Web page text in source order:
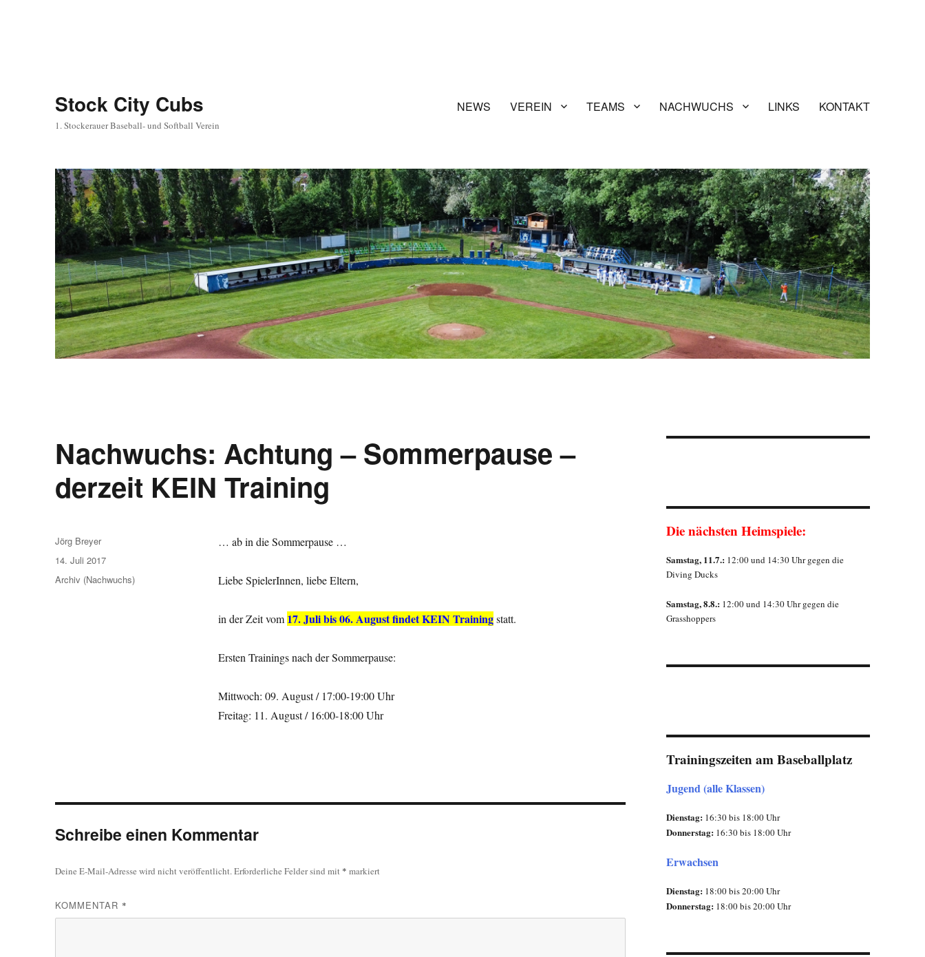
Stock City Cubs
1. Stockerauer Baseball- und Softball Verein
NEWS VEREIN TEAMS NACHWUCHS LINKS KONTAKT
Nachwuchs: Achtung – Sommerpause –
derzeit KEIN Training
… ab in die Sommerpause …
Liebe SpielerInnen, liebe Eltern,
in der Zeit vom 17. Juli bis 06. August findet KEIN Trainingstatt.
Ersten Trainings nach der Sommerpause:
Mittwoch: 09. August / 17:00-19:00 Uhr
Freitag: 11. August / 16:00-18:00 Uhr
Autor
Jörg Breyer
Veröffentlicht
am
14. Juli 2017
Kategorien
Archiv (Nachwuchs)
Schreibe einen Kommentar
Deine E-Mail-Adresse wird nicht veröffentlicht.Erforderliche Felder sind mit * markiert
KOMMENTAR *
Die nächsten Heimspiele:
Samstag, 11.7.: 12:00 und 14:30 Uhr gegen die
Diving Ducks
Samstag, 8.8.: 12:00 und 14:30 Uhr gegen die
Grasshoppers
Trainingszeiten am Baseballplatz
Jugend (alle Klassen)
Dienstag: 16:30 bis 18:00 Uhr
Donnerstag: 16:30 bis 18:00 Uhr
Erwachsen
Dienstag: 18:00 bis 20:00 Uhr
Donnerstag: 18:00 bis 20:00 Uhr